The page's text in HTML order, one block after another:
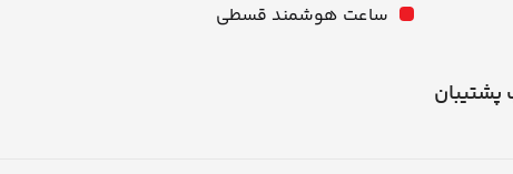
پنجشنبه از ۱۰ صبح تا ۹ شب پشتیبان
ساعت هوشمند قسطی